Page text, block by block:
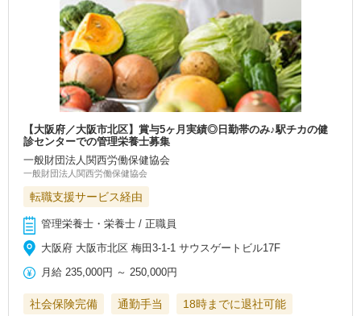
【大阪府／大阪市北区】賞与5ヶ月実績◎日勤帯のみ♪駅チカの健
診センターでの管理栄養士募集
一般財団法人関西労働保健協会
一般財団法人関西労働保健協会
転職支援サービス経由
管理栄養士・栄養士 / 正職員
大阪府 大阪市北区 梅田3‐1‐1 サウスゲートビル17F
月給 235,000円 ～ 250,000円
社会保険完備 通勤手当
18時までに退社可能